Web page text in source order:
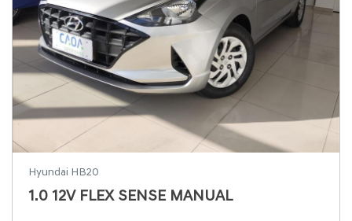
Hyundai HB20
1.0 12V FLEX SENSE MANUAL